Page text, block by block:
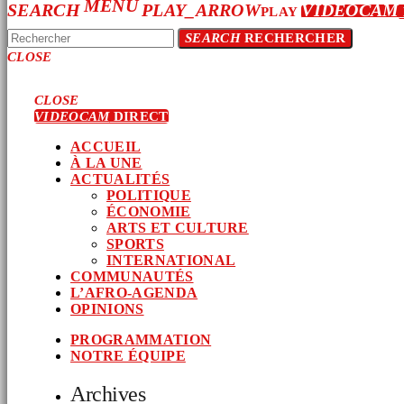
SEARCHMENUPLAY_ARROWPLAY VIDEOCAM
SEARCHRECHERCHER
CLOSE
CLOSE
VIDEOCAMDIRECT
ACCUEIL
À LA UNE
ACTUALITÉS
POLITIQUE
ÉCONOMIE
ARTS ET CULTURE
SPORTS
INTERNATIONAL
COMMUNAUTÉS
L’AFRO-AGENDA
OPINIONS
PROGRAMMATION
NOTRE ÉQUIPE
Archives